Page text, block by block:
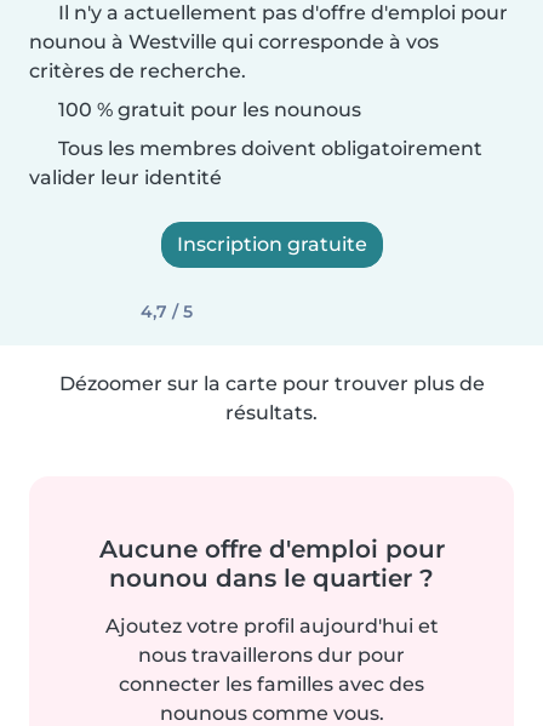
Il n'y a actuellement pas d'offre d'emploi pour
nounou à Westville qui corresponde à vos
critères de recherche.
100 % gratuit pour les nounous
Tous les membres doivent obligatoirement
valider leur identité
Inscription gratuite
4,7 / 5
Dézoomer sur la carte pour trouver plus de
résultats.
Aucune offre d'emploi pour
nounou dans le quartier ?
Ajoutez votre profil aujourd'hui et
nous travaillerons dur pour
connecter les familles avec des
nounous comme vous.